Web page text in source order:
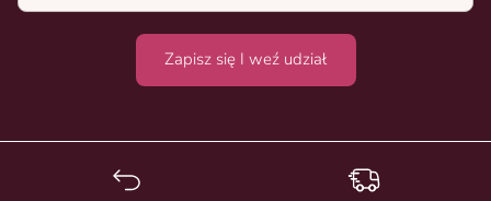
Zapisz się I weź udział